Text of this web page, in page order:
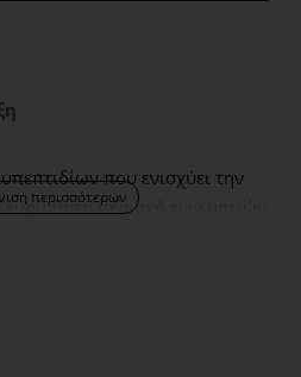
που ενισχύει την
περιοχή των ματιών
σακούλες και διώχνει τους